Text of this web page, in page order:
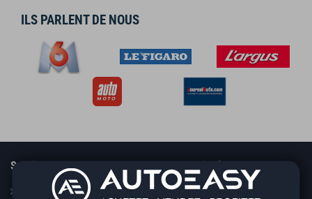
ILS PARLENT DE NOUS
Services En savoir plus
Le concept